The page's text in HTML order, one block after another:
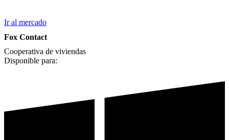
Ir al mercado
Fox Contact
Cooperativa de viviendas
Disponible para: